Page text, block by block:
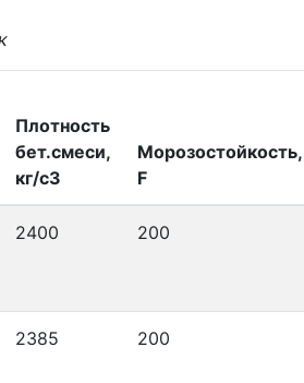
Плотность
бет.смеси,
кг/с3
Морозостойкость,
F
2400 200
2385 200